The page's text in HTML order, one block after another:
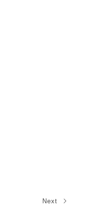
Next